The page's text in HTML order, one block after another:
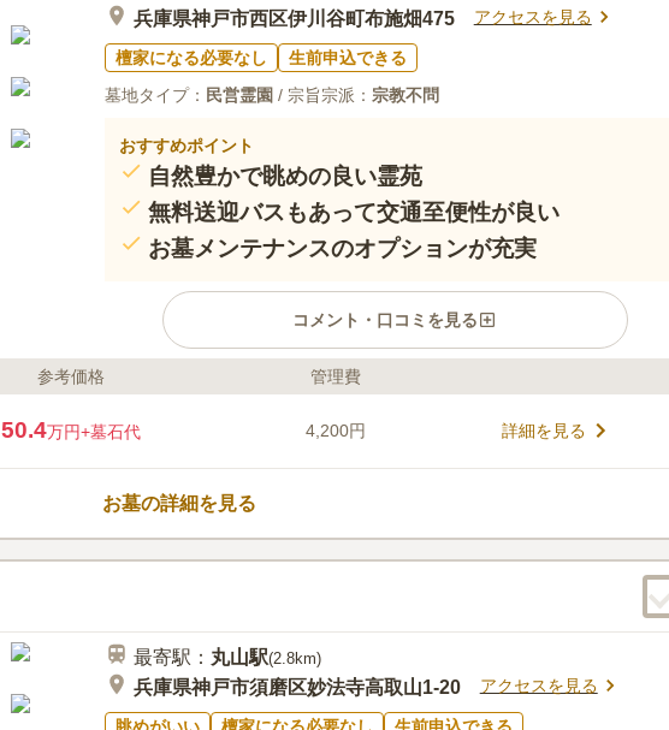
する場合は送迎バスで霊園石材店まで戻り、市営バスで最寄り駅に向か
う。
兵庫県神戸市西区伊川谷町布施畑475 アクセスを見る
檀家になる必要なし
生前申込できる
墓地タイプ： 民営霊園 / 宗旨宗派： 宗教不問
おすすめポイント
自然豊かで眺めの良い霊苑
無料送迎バスもあって交通至便性が良い
お墓メンテナンスのオプションが充実
コメント・口コミを見る
ライフドット編集部のコメント
バリアフリー設計なので車いすを利用する人や小さい子供も訪
れやすくなっています。管理スタッフが常駐しており、いつで
も手入れの行き届いたきれいなお墓をお参りできます。
市営地下鉄、学園都市駅に色んな店がたくさんありますが、大
霊園の周りはお店などは全くありません。いる物は前もって買っておく
ことが必要です。食事は学園都市駅にたくさんお店があるので便利だと
思います。
口コミの続きを読む
参考価格 管理費
50.4万円+墓石代 4,200円 詳細を見る
お墓の詳細を見る
最寄駅： 丸山駅(2.8km)
兵庫県神戸市須磨区妙法寺高取山1-20 アクセスを見る